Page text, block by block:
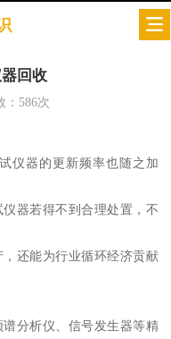
回收
586次
仪器的更新频率也随之加
器若得不到合理处置，不
还能为行业循环经济贡献
分析仪、信号发生器等精